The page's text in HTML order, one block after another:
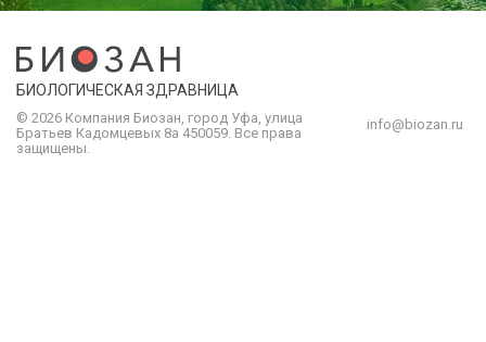
БИОЛОГИЧЕСКАЯ ЗДРАВНИЦА
© 2026 Компания Биозан город Уфа , улица
Братьев Кадомцевых 8а 450059 Все права
защищены.
info@biozan.ru